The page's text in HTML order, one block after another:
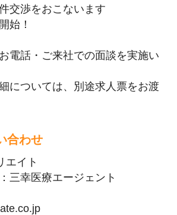
交渉をおこないます
始！
電話・ご来社での面談を実施い
については、別途求人票をお渡
合わせ
エイト
三幸医療エージェント